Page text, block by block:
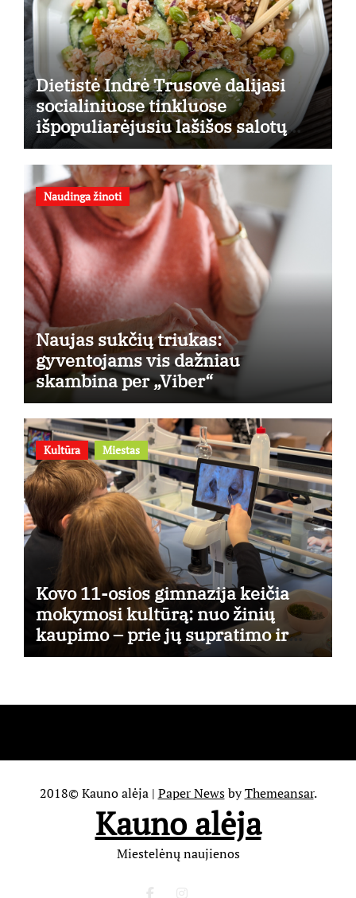
Dietistė Indrė Trusovė dalijasi
socialiniuose tinkluose
išpopuliarėjusiu lašišos salotų
receptu
Naudinga žinoti
Naujas sukčių triukas:
gyventojams vis dažniau
skambina per „Viber“
Kultūra Miestas
Kovo 11-osios gimnazija keičia
mokymosi kultūrą: nuo žinių
kaupimo – prie jų supratimo ir
taikymo
2018© Kauno alėja | Paper NewsbyThemeansar.
Kauno alėja
Miestelėnų naujienos